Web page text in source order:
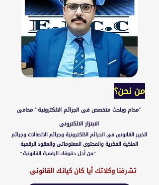
من نحن؟
"محام وباحث متخصص فى الجرائم الالكترونية" محامى
الابتزاز الالكترونى
الخبير القانونى فى الجرائم الالكترونية وجرائم الاتصالات وجرائم
الملكية الفكرية والمحتوى المعلوماتى والعقود الرقمية
"من أجل حقوقك الرقمية القانونية"
تشرفنا وكلاتك أيا كان كيانك القانونى